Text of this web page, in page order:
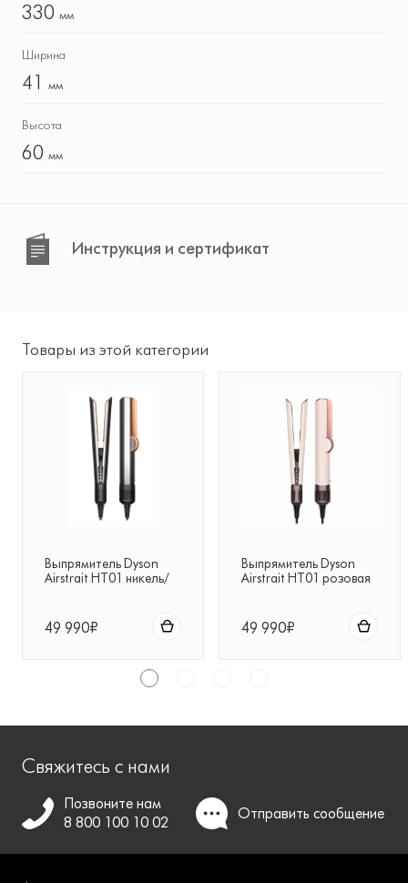
330 мм
Ширина
41 мм
Высота
60 мм
Инструкция и сертификат
Товары из этой категории
Выпрямитель Dyson
Airstrait HT01 никель/
49 990₽
Выпрямитель Dyson
Airstrait HT01 розовая
49 990₽
Свяжитесь с нами
Позвоните нам
8 800 100 10 02
Отправить сообщение